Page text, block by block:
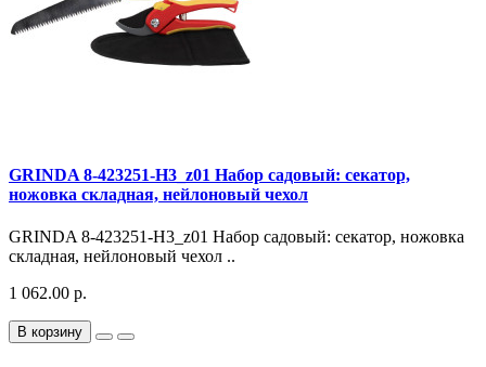
GRINDA 8-423251-H3_z01 Набор садовый: секатор,
ножовка складная, нейлоновый чехол
GRINDA 8-423251-H3_z01 Набор садовый: секатор, ножовка
складная, нейлоновый чехол ..
1 062.00 р.
В корзину